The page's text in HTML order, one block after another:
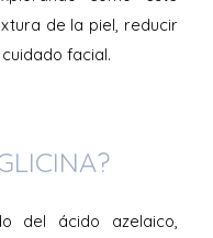
de la piel, reducir
facial.
del ácido azelaico,